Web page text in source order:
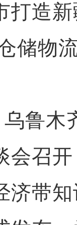
打造
储物
木
会召
济带